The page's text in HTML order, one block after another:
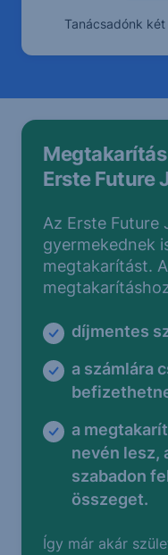
Tanácsadónk
Erste Future
Az Erste Future
gyermekednek
megtakarítást.
díjmentes
a számlára
a
nevén lesz,
szabadon
összeget.
Így már akár